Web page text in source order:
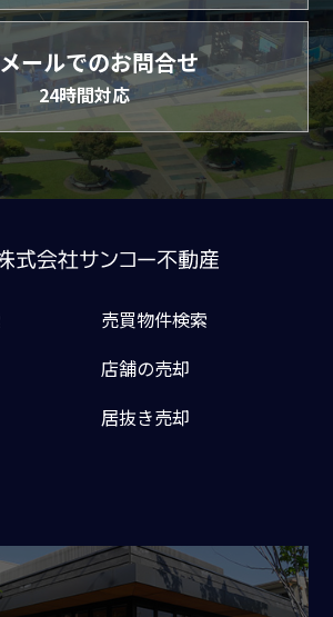
メールでのお問合せ
24時間対応
売買物件検索
店舗の売却
居抜き売却